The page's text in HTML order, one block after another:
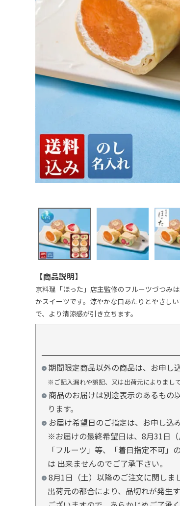
【商品説明】
京料理「ほった」店主監修のフルーツづつみ
かスイーツです。涼やかな口あたりとやさし
で、より清涼感が引き立ちます。
期間限定商品以外の商品は、お申し
※ご記入漏れや誤記、又は出荷元によりまし
商品のお届けは別途表示のあるもの以
ります。
お届け希望日のご指定は、お申し込
※お届けの最終希望日は、8月31日（
「フルーツ」等、「着日指定不可
は 出来ませんのでご了承下さい。
8月1日（土）以降のご注文に関しま
出荷元の都合により、品切れが発生